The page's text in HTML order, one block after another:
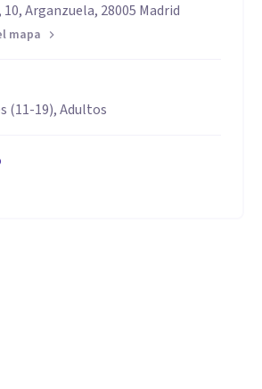
10, Arganzuela, 28005 Madrid
mapa
(11-19), Adultos